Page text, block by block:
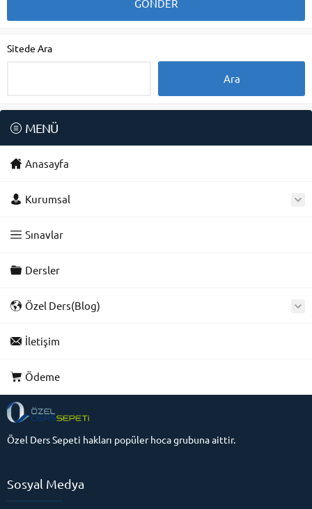
Sitede Ara
MENÜ
Anasayfa
Kurumsal
Sınavlar
Dersler
Özel Ders(Blog)
İletişim
Ödeme
Özel Ders Sepeti hakları popüler hoca grubuna aittir.
Sosyal Medya